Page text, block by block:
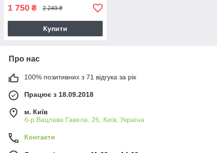
1 750 ₴ 2 249 ₴
Купити
Про нас
100% позитивних з 71 відгука за рік
Працює з 18.09.2018
м. Київ
б-р Вацлава Гавела, 26, Київ, Україна
Контакти